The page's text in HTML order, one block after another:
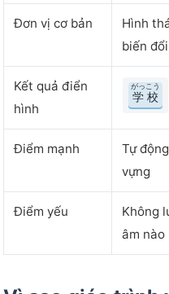
Đơn vị cơ bản
Hình
biến đổi
Kết quả điển
hình
学校
がっこう
Điểm mạnh
Tự
vựng
Điểm yếu
Không
âm nào